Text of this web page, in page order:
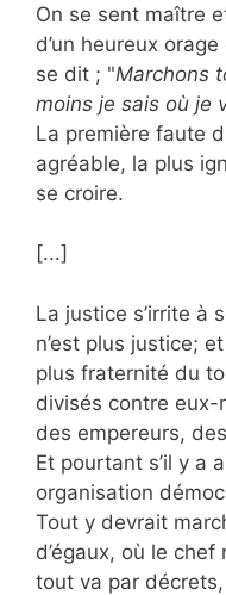
On se sent maître
d’un heureux
se dit ; "Marchons
moins je sais où je
La première faute
agréable, la plus
se croire.
[...]
La justice s’irrite à
n’est plus justice;
plus fraternité du
divisés contre eux-
des empereurs,
Et pourtant s’il y a
organisation
Tout y devrait
d’égaux, où le chef
tout va par